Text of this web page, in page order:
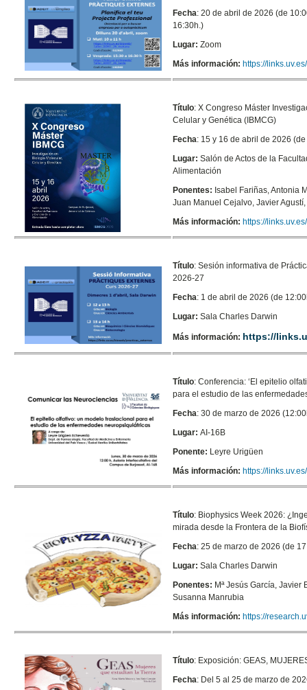
Fecha: 20 de abril de 2026 (de
16:30h.)
Lugar:Zoom
Más información: https://links.uv.es/
Título:X Congreso Máster
Celular y Genética (IBMCG)
Fecha: 15 y 16 de abril de 2026
Lugar:Salón de Actos de la
Alimentación
Ponentes: Isabel Fariñas, Antonia
Juan Manuel Cejalvo, Javier
Más información: https://
Título:Sesión informativa de
2026-27
Fecha: 1 de abril de 2026 (de
Lugar:Sala Charles Darwin
Más información: https://
Título: Conferencia:‘El epitelio
para el estudio de las
Fecha: 30 de marzo de 2026
Lugar:AI-16B
Ponente: Leyre Urigüen
Más información: https://
Título: Biophysics Week 2026:
mirada desde la Frontera de la
Fecha: 25 de marzo de 2026 (de
Lugar:Sala Charles Darwin
Ponentes: Mª Jesús García, Javier
Susanna Manrubia
Más información: https://
Título: Exposición: GEAS,
Fecha: Del 5 al 25 de marzo de